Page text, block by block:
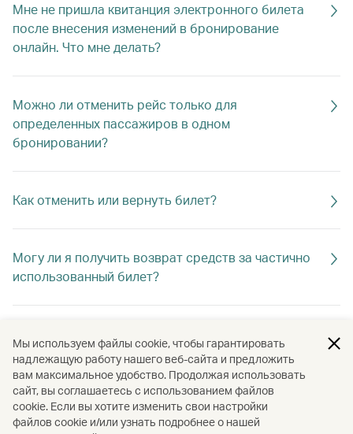
Мне не пришла квитанция электронного билета
после внесения изменений в бронирование
онлайн. Что мне делать?
Можно ли отменить рейс только для
определенных пассажиров в одном
бронировании?
Как отменить или вернуть билет?
Могу ли я получить возврат средств за частично
использованный билет?
изменения были произведены на сайте?
Куда мне обратиться за помощью при
возникновении проблем с внесением изменений в
Мы используем файлы cookie, чтобы гарантировать
надлежащую работу нашего веб-сайта и предложить
вам максимальное удобство. Продолжая использовать
сайт, вы соглашаетесь с использованием файлов
cookie. Если вы хотите изменить свои настройки
файлов cookie и/или узнать подробнее о нашей